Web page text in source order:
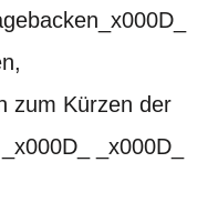
zum Kürzen der
_x000D_